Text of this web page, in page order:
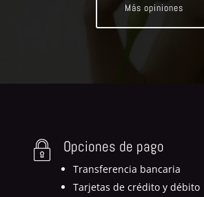
Más opiniones
Opciones de pago
Transferencia bancaria
Tarjetas de crédito y débito